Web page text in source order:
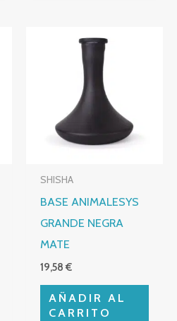
SHISHA
BASE ANIMALESYS
GRANDE NEGRA
MATE
19,58€
AÑADIR AL
CARRITO